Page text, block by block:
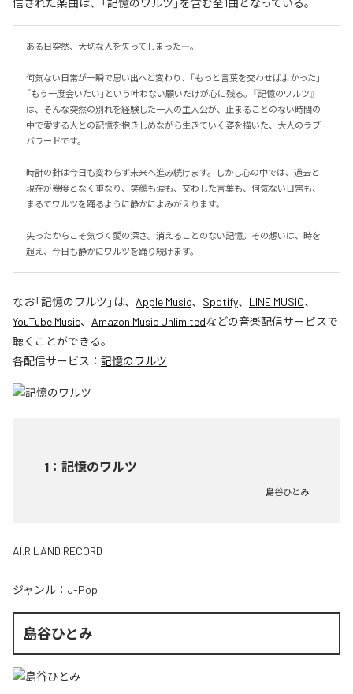
ある日突然、大切な人を失ってしまった―。
何気ない日常が一瞬で思い出へと変わり、「もっと言葉を交わせばよかった」
「もう一度会いたい」という叶わない願いだけが心に残る。『記憶のワルツ』
は、そんな突然の別れを経験した一人の主人公が、止まることのない時間の
中で愛する人との記憶を抱きしめながら生きていく姿を描いた、大人のラブ
バラードです。
時計の針は今日も変わらず未来へ進み続けます。しかし心の中では、過去と
現在が幾度となく重なり、笑顔も涙も、交わした言葉も、何気ない日常も、
まるでワルツを踊るように静かによみがえります。
失ったからこそ気づく愛の深さ。消えることのない記憶。その想いは、時を
超え、今日も静かにワルツを踊り続けます。
なお「記憶のワルツ 」は、 Apple Music、 Spotify、 LINE MUSIC、
YouTube Music、 Amazon Music Unlimitedなどの音楽配信サービスで
聴くことができる。
各配信サービス： 記憶のワルツ
1 ： 記憶のワルツ
島谷ひとみ
AI.R LAND RECORD
ジャンル： J-Pop
島谷ひとみ